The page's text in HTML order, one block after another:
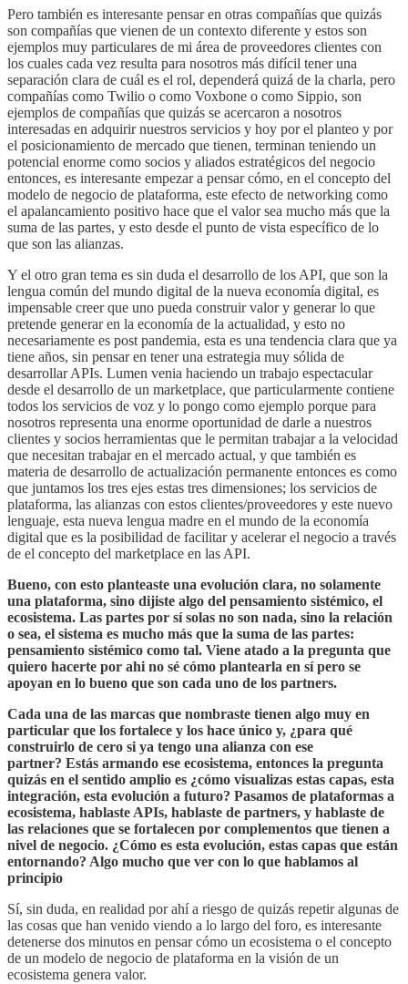
Pero también es interesante pensar en otras compañías que quizás
son compañías que vienen de un contexto diferente y estos son
ejemplos muy particulares de mi área de proveedores clientes con
los cuales cada vez resulta para nosotros más difícil tener una
separación clara de cuál es el rol, dependerá quizá de la charla, pero
compañías como Twilio o como Voxbone o como Sippio, son
ejemplos de compañías que quizás se acercaron a nosotros
interesadas en adquirir nuestros servicios y hoy por el planteo y por
el posicionamiento de mercado que tienen, terminan teniendo un
potencial enorme como socios y aliados estratégicos del negocio
entonces, es interesante empezar a pensar cómo, en el concepto del
modelo de negocio de plataforma, este efecto de networking como
el apalancamiento positivo hace que el valor sea mucho más que la
suma de las partes, y esto desde el punto de vista específico de lo
que son las alianzas.
Y el otro gran tema es sin duda el desarrollo de los API, que son la
lengua común del mundo digital de la nueva economía digital, es
impensable creer que uno pueda construir valor y generar lo que
pretende generar en la economía de la actualidad, y esto no
necesariamente es post pandemia, esta es una tendencia clara que ya
tiene años, sin pensar en tener una estrategia muy sólida de
desarrollar APIs. Lumen venia haciendo un trabajo espectacular
desde el desarrollo de un marketplace, que particularmente contiene
todos los servicios de voz y lo pongo como ejemplo porque para
nosotros representa una enorme oportunidad de darle a nuestros
clientes y socios herramientas que le permitan trabajar a la velocidad
que necesitan trabajar en el mercado actual, y que también es
materia de desarrollo de actualización permanente entonces es como
que juntamos los tres ejes estas tres dimensiones; los servicios de
plataforma, las alianzas con estos clientes/proveedores y este nuevo
lenguaje, esta nueva lengua madre en el mundo de la economía
digital que es la posibilidad de facilitar y acelerar el negocio a través
de el concepto del marketplace en las API.
Bueno, con esto planteaste una evolución clara, no solamente
una plataforma, sino dijiste algo del pensamiento sistémico, el
ecosistema. Las partes por sí solas no son nada, sino la relación
o sea, el sistema es mucho más que la suma de las partes:
pensamiento sistémico como tal. Viene atado a la pregunta que
quiero hacerte por ahi no sé cómo plantearla en sí pero se
apoyan en lo bueno que son cada uno de los partners.
Cada una de las marcas que nombraste tienen algo muy en
particular que los fortalece y los hace único y, ¿para qué
construirlo de cero si ya tengo una alianza con ese
partner? Estás armando ese ecosistema, entonces la pregunta
quizás en el sentido amplio es ¿cómo visualizas estas capas, esta
integración, esta evolución a futuro? Pasamos de plataformas a
ecosistema, hablaste APIs, hablaste de partners, y hablaste de
las relaciones que se fortalecen por complementos que tienen a
nivel de negocio. ¿Cómo es esta evolución, estas capas que están
entornando? Algo mucho que ver con lo que hablamos al
principio
Sí, sin duda, en realidad por ahí a riesgo de quizás repetir algunas de
las cosas que han venido viendo a lo largo del foro, es interesante
detenerse dos minutos en pensar cómo un ecosistema o el concepto
de un modelo de negocio de plataforma en la visión de un
ecosistema genera valor.